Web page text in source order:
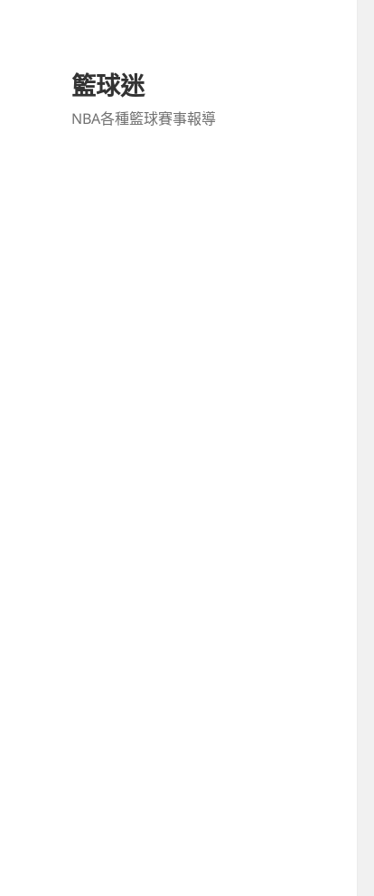
籃球迷
NBA各種籃球賽事報導